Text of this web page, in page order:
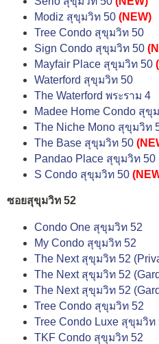
Modiz สุขุมวิท 50 (NEW)
Tree Condo สุขุมวิท 50
Sign Condo สุขุมวิท 50
Mayfair Place สุขุมวิท 50
Waterford สุขุมวิท 50
The Waterford พระราม 4
Madee Home Condo สุขุ
The Niche Mono สุขุมวิท
The Base สุขุมวิท 50
Pandao Place สุขุมวิท 50
S Condo สุขุมวิท 50
ซอยสุขุมวิท 52
Condo One สุขุมวิท 52
My Condo สุขุมวิท 52
The Next สุขุมวิท 52
The Next สุขุมวิท 52
The Next สุขุมวิท 52
Tree Condo สุขุมวิท 52
Tree Condo Luxe สุขุมวิท
TKF Condo สุขุมวิท 52